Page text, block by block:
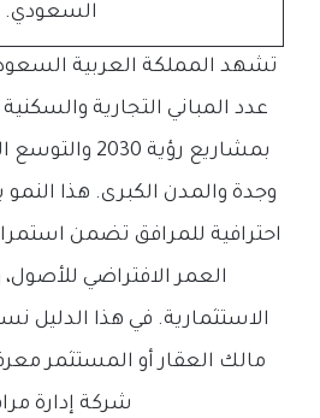
السعودي.
تشهد المملكة العربية
عدد المباني التجارية
بمشاريع رؤية
وجدة والمدن الكبرى. هذا النمو
احترافية للمرافق تضمن
العمر الافتراضي
الاستثمارية. في هذا الدليل
مالك العقار أو المستثمر
شركة إدارة